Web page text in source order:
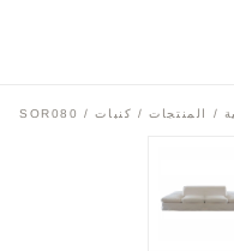
/ المنتجات / كنبات/ SOR080